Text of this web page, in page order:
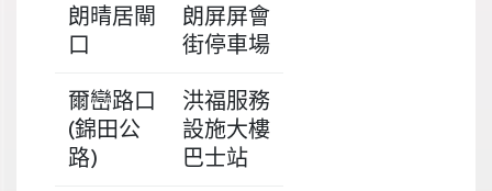
朗晴居閘
口
朗屏屏會
街停車場
爾巒路口
(錦田公
路)
洪福服務
設施大樓
巴士站